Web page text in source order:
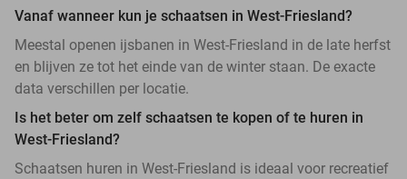
Vanaf wanneer kun je schaatsen in West-Friesland?
Meestal openen ijsbanen in West-Friesland in de late herfst
en blijven ze tot het einde van de winter staan. De exacte
data verschillen per locatie.
Is het beter om zelf schaatsen te kopen of te huren in
West-Friesland?
Schaatsen huren in West-Friesland is ideaal voor recreatief